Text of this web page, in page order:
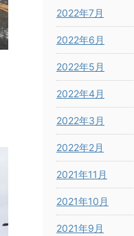
2022年7月
2022年6月
2022年5月
2022年4月
2022年3月
2022年2月
2021年11月
2021年10月
2021年9月